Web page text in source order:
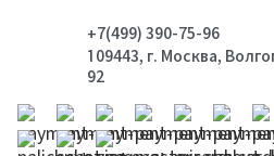
+7(499) 390-75-96
109443, г. Москва,
92